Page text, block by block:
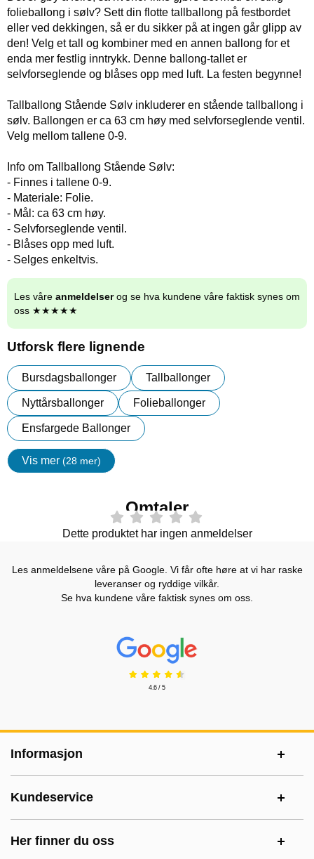
folieballong i sølv? Sett din flotte tallballong på festbordet
eller ved dekkingen, så er du sikker på at ingen går glipp av
den! Velg et tall og kombiner med en annen ballong for et
enda mer festlig inntrykk. Denne ballong-tallet er
selvforseglende og blåses opp med luft. La festen begynne!
Tallballong Stående Sølv inkluderer en stående tallballong i
sølv. Ballongen er ca 63 cm høy med selvforseglende ventil.
Velg mellom tallene 0-9.
Info om Tallballong Stående Sølv:
- Finnes i tallene 0-9.
- Materiale: Folie.
- Mål: ca 63 cm høy.
- Selvforseglende ventil.
- Blåses opp med luft.
- Selges enkeltvis.
Les våre anmeldelserog se hva kundene våre faktisk synes om
oss ★★★★★
Utforsk flere lignende
Bursdagsballonger Tallballonger
Nyttårsballonger Folieballonger
Ensfargede Ballonger
Vis mer (28 mer)
egenskaper
Omtaler
Dette produktet har ingen anmeldelser
Les anmeldelsene våre på Google. Vi får ofte høre at vi har raske
leveranser og ryddige vilkår.
Se hva kundene våre faktisk synes om oss.
Prisjakt Vurdering: 4.6 Stjerne
4.6 / 5
Informasjon
Kundeservice
Her finner du oss